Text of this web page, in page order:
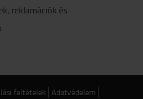
reklamációk és
feltételek Adatvédelem